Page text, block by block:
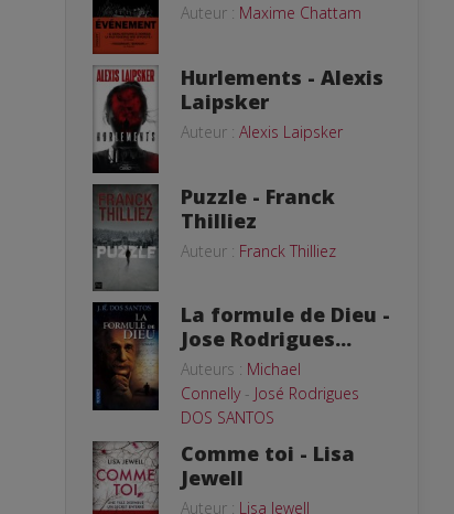
Auteur : Maxime Chattam
Hurlements - Alexis
Laipsker
Auteur : Alexis Laipsker
Puzzle - Franck
Thilliez
Auteur : Franck Thilliez
La formule de Dieu -
Jose Rodrigues...
Auteurs : Michael
Connelly- José Rodrigues
DOS SANTOS
Comme toi - Lisa
Jewell
Auteur : Lisa Jewell